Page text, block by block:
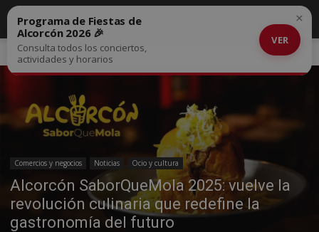
Inicio Comercios y negocios
Comercios y negocios Noticias Ocio y cultura
Alcorcón SaborQueMola 2025: vuelve la
revolución culinaria que redefine la
gastronomía del futuro
Programa de Fiestas de
Alcorcón 2026 🎉
Consulta todos los conciertos,
actividades y horarios
VER
×